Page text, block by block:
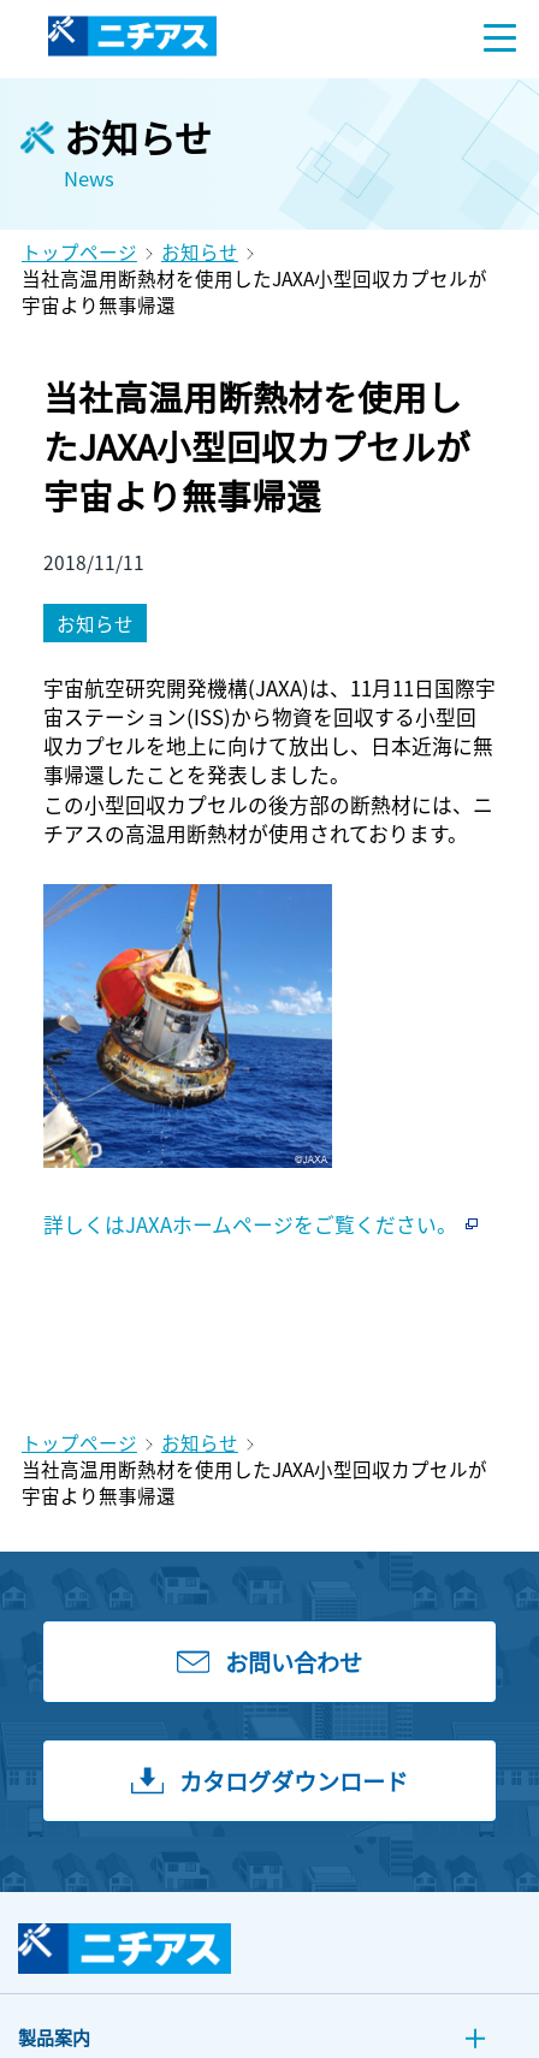
お知らせ
News
トップページ
お知らせ
当社高温用断熱材を使用したJAXA小型回収カプセルが
宇宙より無事帰還
当社高温用断熱材を使用し
たJAXA小型回収カプセルが
宇宙より無事帰還
2018/11/11
お知らせ
宇宙航空研究開発機構(JAXA)は、11月11日国際宇
宙ステーション(ISS)から物資を回収する小型回
収カプセルを地上に向けて放出し、日本近海に無
事帰還したことを発表しました。
この小型回収カプセルの後方部の断熱材には、ニ
チアスの高温用断熱材が使用されております。
詳しくはJAXAホームページをご覧ください。
トップページ
お知らせ
当社高温用断熱材を使用したJAXA小型回収カプセルが
宇宙より無事帰還
お問い合わせ
カタログダウンロード
製品案内